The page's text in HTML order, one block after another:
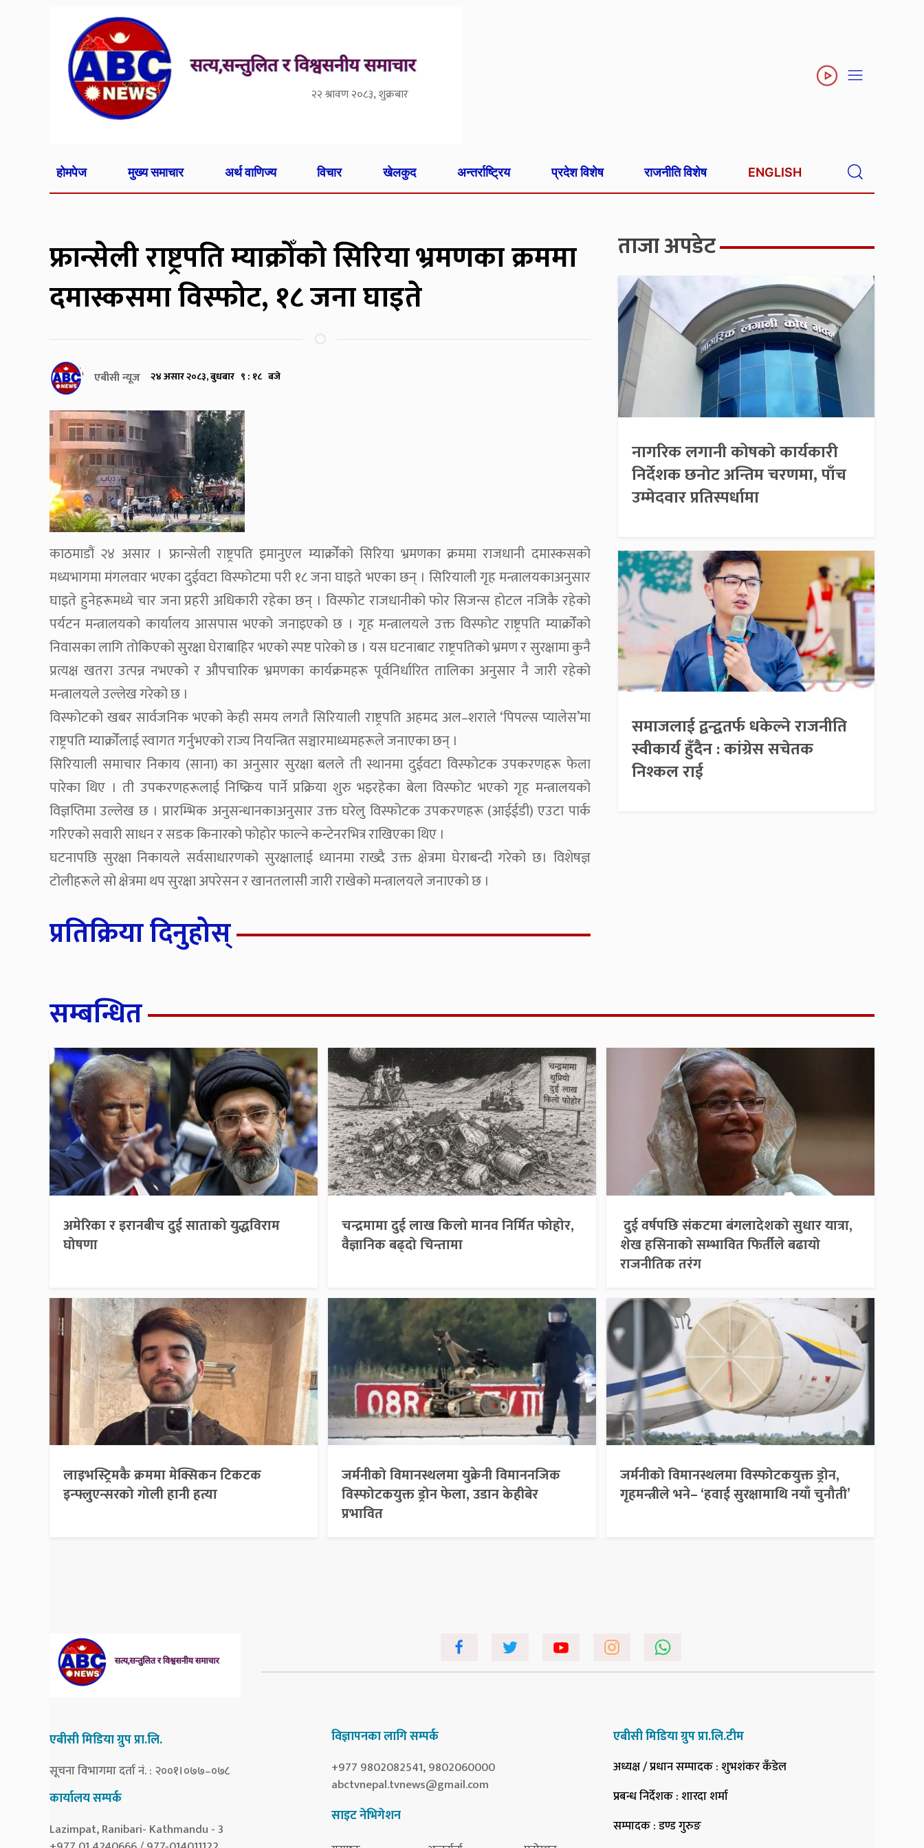
२२ श्रावण २०८३, शुक्रबार
होमपेज मुख्य समाचार अर्थ वाणिज्य विचार खेलकुद अन्तर्राष्ट्रिय प्रदेश विशेष राजनीति विशेष ENGLISH
फ्रान्सेली राष्ट्रपति म्याक्रोँको सिरिया भ्रमणका क्रममा
दमास्कसमा विस्फोट, १८ जना घाइते
एबीसी न्यूज २४ असार २०८३, बुधबार ९ : १८ बजे
काठमाडौं २४ असार । फ्रान्सेली राष्ट्रपति इमानुएल म्याक्रोँको सिरिया भ्रमणका क्रममा राजधानी दमास्कसको
मध्यभागमा मंगलवार भएका दुईवटा विस्फोटमा परी १८ जना घाइते भएका छन् । सिरियाली गृह मन्त्रालयकाअनुसार
घाइते हुनेहरूमध्ये चार जना प्रहरी अधिकारी रहेका छन् । विस्फोट राजधानीको फोर सिजन्स होटल नजिकै रहेको
पर्यटन मन्त्रालयको कार्यालय आसपास भएको जनाइएको छ । गृह मन्त्रालयले उक्त विस्फोट राष्ट्रपति म्याक्रोँको
निवासका लागि तोकिएको सुरक्षा घेराबाहिर भएको स्पष्ट पारेको छ । यस घटनाबाट राष्ट्रपतिको भ्रमण र सुरक्षामा कुनै
प्रत्यक्ष खतरा उत्पन्न नभएको र औपचारिक भ्रमणका कार्यक्रमहरू पूर्वनिर्धारित तालिका अनुसार नै जारी रहेको
मन्त्रालयले उल्लेख गरेको छ ।
विस्फोटको खबर सार्वजनिक भएको केही समय लगतै सिरियाली राष्ट्रपति अहमद अल–शराले ‘पिपल्स प्यालेस’मा
राष्ट्रपति म्याक्रोँलाई स्वागत गर्नुभएको राज्य नियन्त्रित सञ्चारमाध्यमहरूले जनाएका छन् ।
सिरियाली समाचार निकाय (साना) का अनुसार सुरक्षा बलले ती स्थानमा दुईवटा विस्फोटक उपकरणहरू फेला
पारेका थिए । ती उपकरणहरूलाई निष्क्रिय पार्ने प्रक्रिया शुरु भइरहेका बेला विस्फोट भएको गृह मन्त्रालयको
विज्ञप्तिमा उल्लेख छ । प्रारम्भिक अनुसन्धानकाअनुसार उक्त घरेलु विस्फोटक उपकरणहरू (आईईडी) एउटा पार्क
गरिएको सवारी साधन र सडक किनारको फोहोर फाल्ने कन्टेनरभित्र राखिएका थिए ।
घटनापछि सुरक्षा निकायले सर्वसाधारणको सुरक्षालाई ध्यानमा राख्दै उक्त क्षेत्रमा घेराबन्दी गरेको छ। विशेषज्ञ
टोलीहरूले सो क्षेत्रमा थप सुरक्षा अपरेसन र खानतलासी जारी राखेको मन्त्रालयले जनाएको छ ।
प्रतिक्रिया दिनुहोस्
ताजा अपडेट
नागरिक लगानी कोषको कार्यकारी
निर्देशक छनोट अन्तिम चरणमा, पाँच
उम्मेदवार प्रतिस्पर्धामा
समाजलाई द्वन्द्वतर्फ धकेल्ने राजनीति
स्वीकार्य हुँदैन : कांग्रेस सचेतक
निश्कल राई
सम्बन्धित
अमेरिका र इरानबीच दुई साताको युद्धविराम
घोषणा
चन्द्रमामा दुई लाख किलो मानव निर्मित फोहोर,
वैज्ञानिक बढ्दो चिन्तामा
दुई वर्षपछि संकटमा बंगलादेशको सुधार यात्रा,
शेख हसिनाको सम्भावित फिर्तीले बढायो
राजनीतिक तरंग
लाइभस्ट्रिमकै क्रममा मेक्सिकन टिकटक
इन्फ्लुएन्सरको गोली हानी हत्या
जर्मनीको विमानस्थलमा युक्रेनी विमाननजिक
विस्फोटकयुक्त ड्रोन फेला, उडान केहीबेर
प्रभावित
जर्मनीको विमानस्थलमा विस्फोटकयुक्त ड्रोन,
गृहमन्त्रीले भने– ‘हवाई सुरक्षामाथि नयाँ चुनौती’
एबीसी मिडिया ग्रुप प्रा.लि.
सूचना विभागमा दर्ता नं. : २००१।०७७–०७८
कार्यालय सम्पर्क
Lazimpat, Ranibari- Kathmandu - 3
विज्ञापनका लागि सम्पर्क
+977 9802082541, 9802060000
abctvnepal.tvnews@gmail.com
साइट नेभिगेशन
एबीसी मिडिया ग्रुप प्रा.लि.टीम
अध्यक्ष / प्रधान सम्पादक: शुभशंकर कँडेल
प्रबन्ध निर्देशक: शारदा शर्मा
सम्पादक: डण्ड गुरुङ